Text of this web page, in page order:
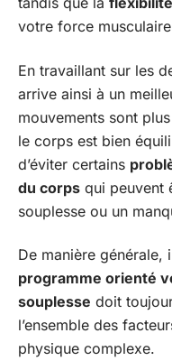
votre force
En travaillant sur les
arrive ainsi à un
mouvements sont
le corps est bien
d’éviter certains
du corps qui peuvent
souplesse ou un
De manière générale,
programme orienté
souplesse doit
l’ensemble des
physique complexe.